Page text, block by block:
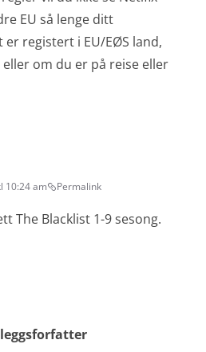
EU så lenge ditt
registert i EU/EØS land,
eller om du er på reise eller
10:24 am Permalink
The Blacklist 1-9 sesong.